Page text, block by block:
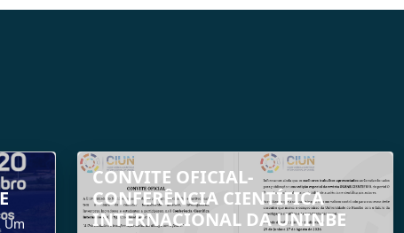
Um
CONVITE OFICIAL-
CONFERÊNCIA CIENTÍFICA
INTERNACIONAL DA UNINBE